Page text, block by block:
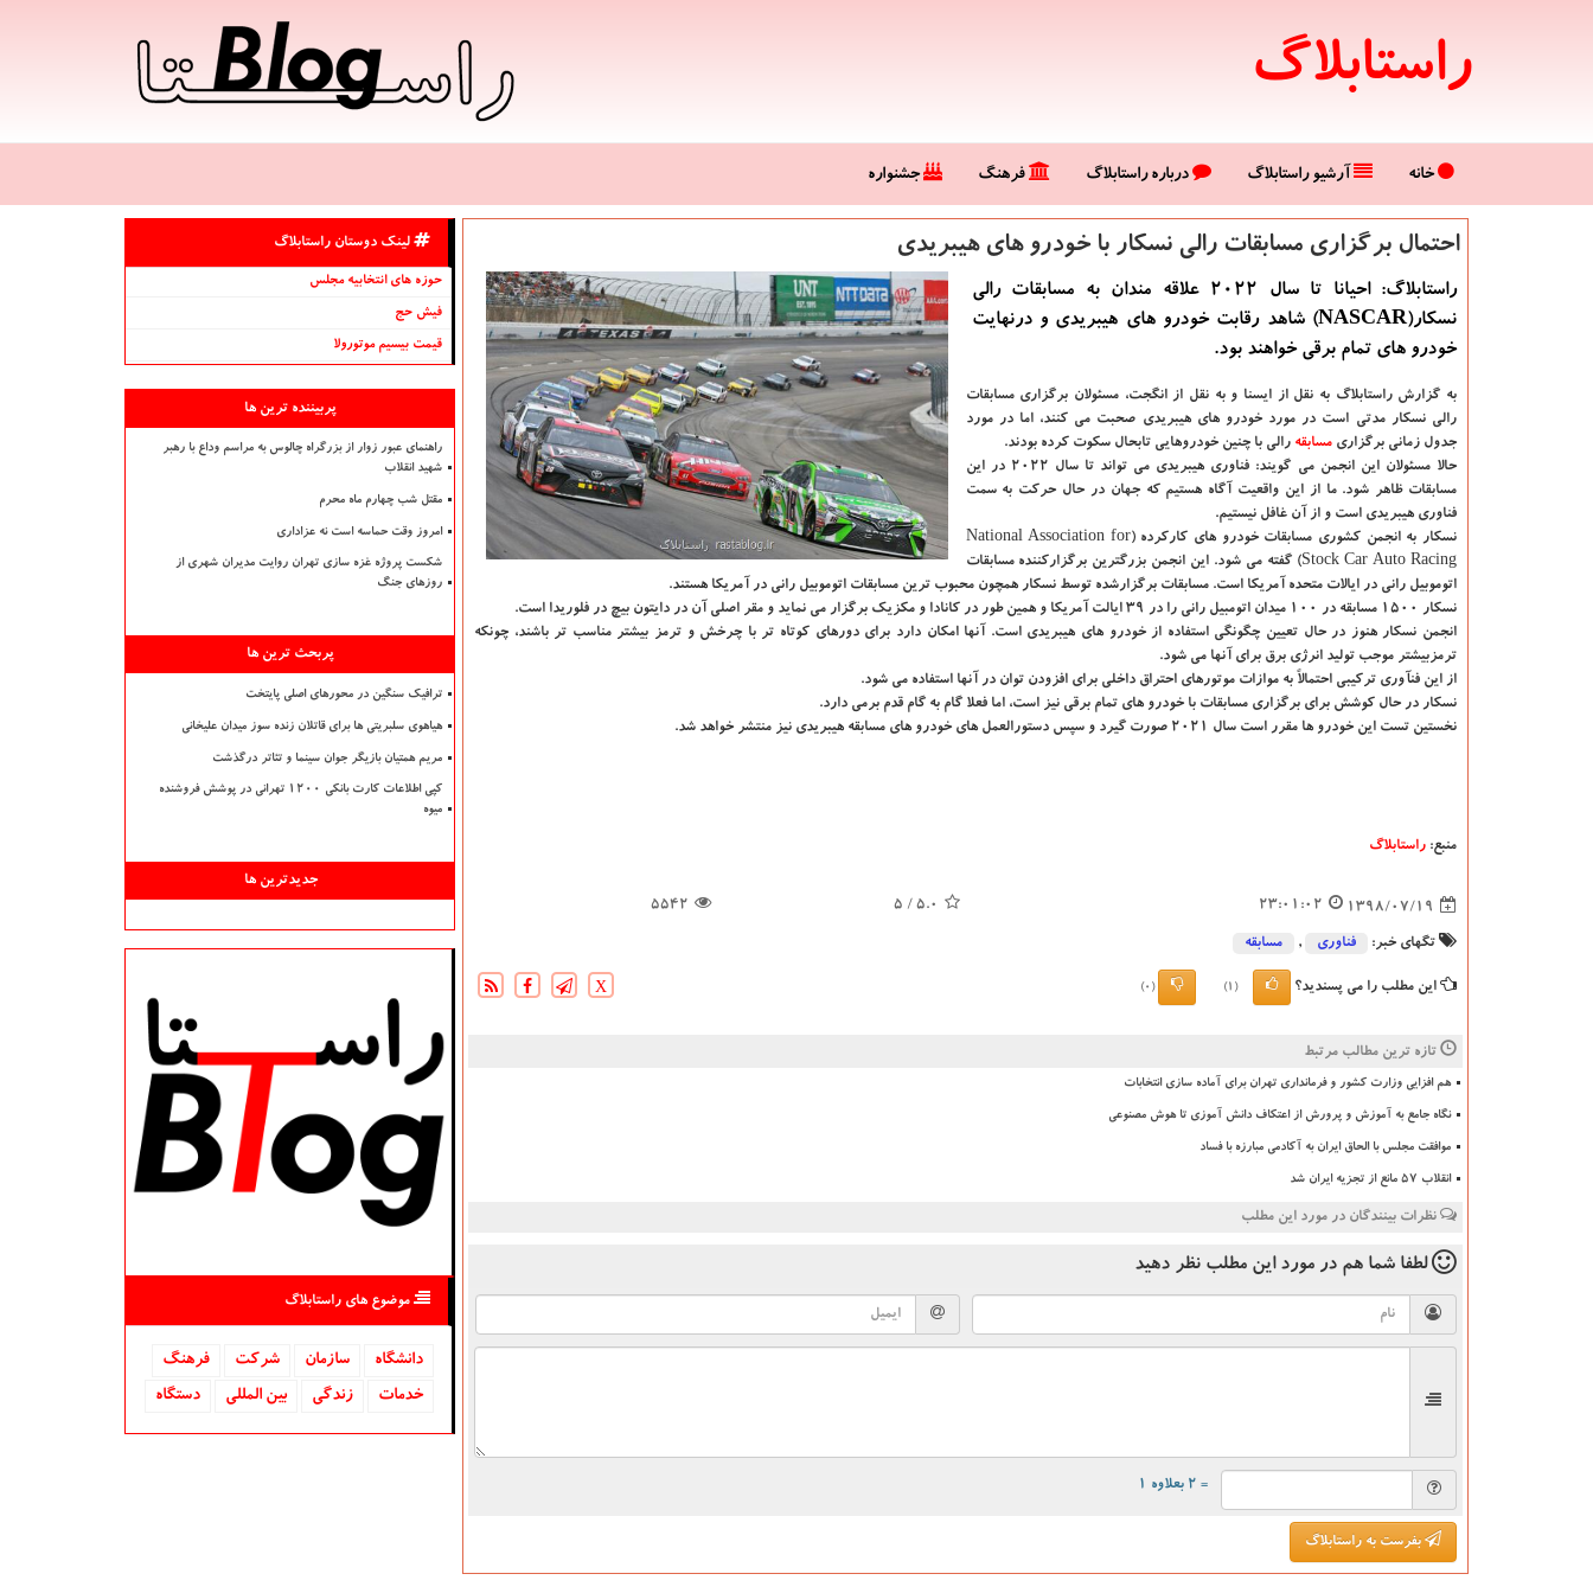
راستابلاگ
خانه آرشیو راستابلاگ درباره راستابلاگ فرهنگ جشنواره
احتمال برگزاری مسابقات رالی نسكار با خودرو های هیبریدی
راستابلاگ: احیانا تا سال 2022 علاقه مندان به مسابقات رالی
نسكار(NASCAR) شاهد رقابت خودرو های هیبریدی و درنهایت
خودرو های تمام برقی خواهند بود.
به گزارش راستابلاگ به نقل از ایسنا و به نقل از انگجت،مسئولان برگزاری مسابقات
رالی نسكار مدتی است در مورد خودرو های هیبریدی صحبت می كنند، اما در مورد
جدول زمانی برگزاری مسابقه رالی با چنین خودروهایی تابحال سكوت كرده بودند.
حالا مسئولان این انجمن می گویند: فناوری هیبریدی می تواند تا سال 2022 در این
مسابقات ظاهر شود. ما از این واقعیت آگاه هستیم كه جهان در حال حركت به سمت
فناوری هیبریدی است و از آن غافل نیستیم.
نسكار به انجمن كشوری مسابقات خودرو های كاركرده (National Association for
Stock Car Auto Racing) گفته می شود. این انجمن بزرگترین برگزاركننده مسابقات
اتوموبیل رانی در ایالات متحده آمریكا است. مسابقات برگزارشده توسط نسكار همچون محبوب ترین مسابقات اتوموبیل رانی در آمریكا هستند.
نسكار ۱۵۰۰ مسابقه در ۱۰۰ میدان اتومبیل رانی را در ۳۹ ایالت آمریكا و همین طور در كانادا و مكزیك برگزار می نماید و مقر اصلی آن در دایتون بیچ در فلوریدا است.
انجمن نسكار هنوز در حال تعیین چگونگی استفاده از خودرو های هیبریدی است. آنها امكان دارد برای دورهای كوتاه تر با چرخش و ترمز بیشتر مناسب تر باشند، چونكه
ترمزبیشتر موجب تولید انرژی برق برای آنها می شود.
از این فنآوری تركیبی احتمالاً به موازات موتورهای احتراق داخلی برای افزودن توان در آنها استفاده می شود.
نسكار در حال كوشش برای برگزاری مسابقات با خودرو های تمام برقی نیز است، اما فعلا گام به گام قدم برمی دارد.
نخستین تست این خودرو ها مقرر است سال 2021 صورت گیرد و سپس دستورالعمل های خودرو های مسابقه هیبریدی نیز منتشر خواهد شد.
منبع: راستابلاگ
1398/07/19
23:01:02
5.0
/ 5
5542
تگهای خبر: فناوری , مسابقه
این مطلب را می پسندید؟ (1)
(0)
X
تازه ترین مطالب مرتبط
هم افزایی وزارت کشور و فرمانداری تهران برای آماده سازی انتخابات
نگاه جامع به آموزش و پرورش از اعتکاف دانش آموزی تا هوش مصنوعی
موافقت مجلس با الحاق ایران به آکادمی مبارزه با فساد
انقلاب ۵۷ مانع از تجزیه ایران شد
نظرات بینندگان در مورد این مطلب
لطفا شما هم در مورد این مطلب نظر دهید
= ۲ بعلاوه ۱
بفرست به راستابلاگ
لینک دوستان راستابلاگ
حوزه های انتخابیه مجلس
فیش حج
قیمت بیسیم موتورولا
پربیننده ترین ها
راهنمای عبور زوار از بزرگراه چالوس به مراسم وداع با رهبر
شهید انقلاب
مقتل شب چهارم ماه محرم
امروز وقت حماسه است نه عزاداری
شکست پروژه غزه سازی تهران روایت مدیران شهری از
روزهای جنگ
پربحث ترین ها
ترافیک سنگین در محورهای اصلی پایتخت
هیاهوی سلبریتی ها برای قاتلان زنده سوز میدان علیخانی
مریم همتیان بازیگر جوان سینما و تئاتر درگذشت
کپی اطلاعات کارت بانکی ۱۲۰۰ تهرانی در پوشش فروشنده
میوه
جدیدترین ها
موضوع های راستابلاگ
دانشگاه‌ سازمان شركت
فرهنگ
خدمات
زندگی بین المللی دستگاه